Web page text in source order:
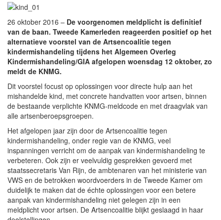
26 oktober 2016 – De voorgenomen meldplicht is definitief
van de baan. Tweede Kamerleden reageerden positief op het
alternatieve voorstel van de Artsencoalitie tegen
kindermishandeling tijdens het Algemeen Overleg
Kindermishandeling/GIA afgelopen woensdag 12 oktober, zo
meldt de KNMG.
Dit voorstel focust op oplossingen voor directe hulp aan het
mishandelde kind, met concrete handvatten voor artsen, binnen
de bestaande verplichte KNMG-meldcode en met draagvlak van
alle artsenberoepsgroepen.
Het afgelopen jaar zijn door de Artsencoalitie tegen
kindermishandeling, onder regie van de KNMG, veel
inspanningen verricht om de aanpak van kindermishandeling te
verbeteren. Ook zijn er veelvuldig gesprekken gevoerd met
staatssecretaris Van Rijn, de ambtenaren van het ministerie van
VWS en de betrokken woordvoerders in de Tweede Kamer om
duidelijk te maken dat de échte oplossingen voor een betere
aanpak van kindermishandeling niet gelegen zijn in een
meldplicht voor artsen. De Artsencoalitie blijkt geslaagd in haar